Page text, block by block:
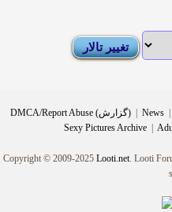
DMCA/Report Abuse (گزارش) News
Sexy Pictures Archive
Copyright © 2009-2025 Looti.net. Looti